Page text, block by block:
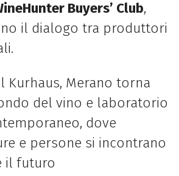
Buyers’ Club,
il dialogo tra produttori
Kurhaus, Merano torna
del vino e laboratorio
dove
e persone si incontrano
il futuro